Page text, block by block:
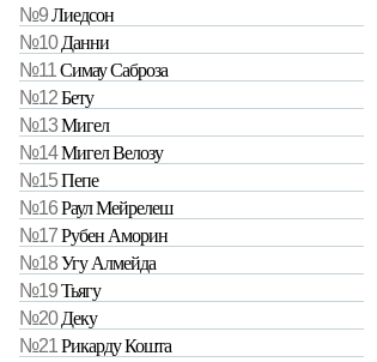
№9Лиедсон
№10 Данни
№11Симау Саброза
№12Бету
№13Мигел
№14Мигел Велозу
№15Пепе
№16Раул Мейрелеш
№17Рубен Аморин
№18Угу Алмейда
№19Тьягу
№20 Деку
№21Рикарду Кошта